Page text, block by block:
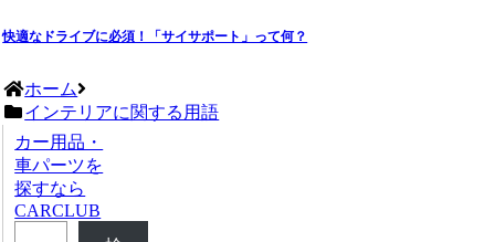
快適なドライブに必須！「サイサポート」って何？
ホーム
インテリアに関する用語
カー用品・
車パーツを
探すなら
CARCLUB